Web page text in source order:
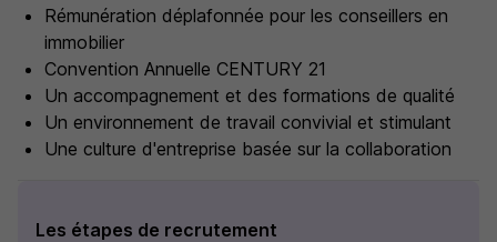
Rémunération déplafonnée pour les conseillers en
immobilier
Convention Annuelle CENTURY 21
Un accompagnement et des formations de qualité
Un environnement de travail convivial et stimulant
Une culture d'entreprise basée sur la collaboration
Les étapes de recrutement